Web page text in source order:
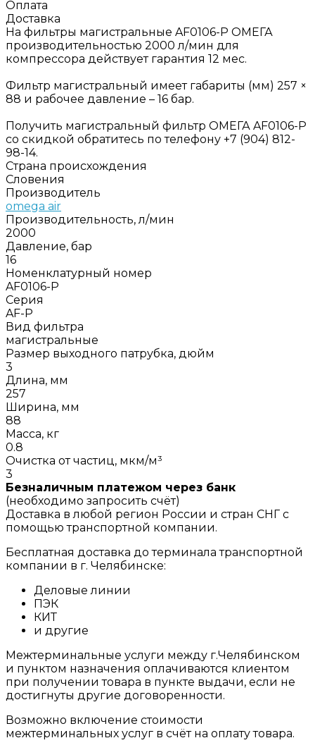
Оплата
Доставка
На фильтры магистральные AF0106-P ОМЕГА
производительностью 2000 л/мин для
компрессора действует гарантия 12 мес.
Фильтр магистральный имеет габариты (мм) 257 ×
88 и рабочее давление – 16 бар.
Получить магистральный фильтр ОМЕГА AF0106-P
со скидкой обратитесь по телефону +7 (904) 812-
98-14.
Страна происхождения
Словения
Производитель
omega air
Производительность, л/мин
2000
Давление, бар
16
Номенклатурный номер
AF0106-P
Серия
AF-P
Вид фильтра
магистральные
Размер выходного патрубка, дюйм
3
Длина, мм
257
Ширина, мм
88
Масса, кг
0.8
Очистка от частиц, мкм/м³
3
Безналичным платежом через банк
(необходимо запросить счёт)
Доставка в любой регион России и стран СНГ с
помощью транспортной компании.
Бесплатная доставка до терминала транспортной
компании в г. Челябинске:
Деловые линии
ПЭК
КИТ
и другие
Межтерминальные услуги между г.Челябинском
и пунктом назначения оплачиваются клиентом
при получении товара в пункте выдачи, если не
достигнуты другие договоренности.
Возможно включение стоимости
межтерминальных услуг в счёт на оплату товара.